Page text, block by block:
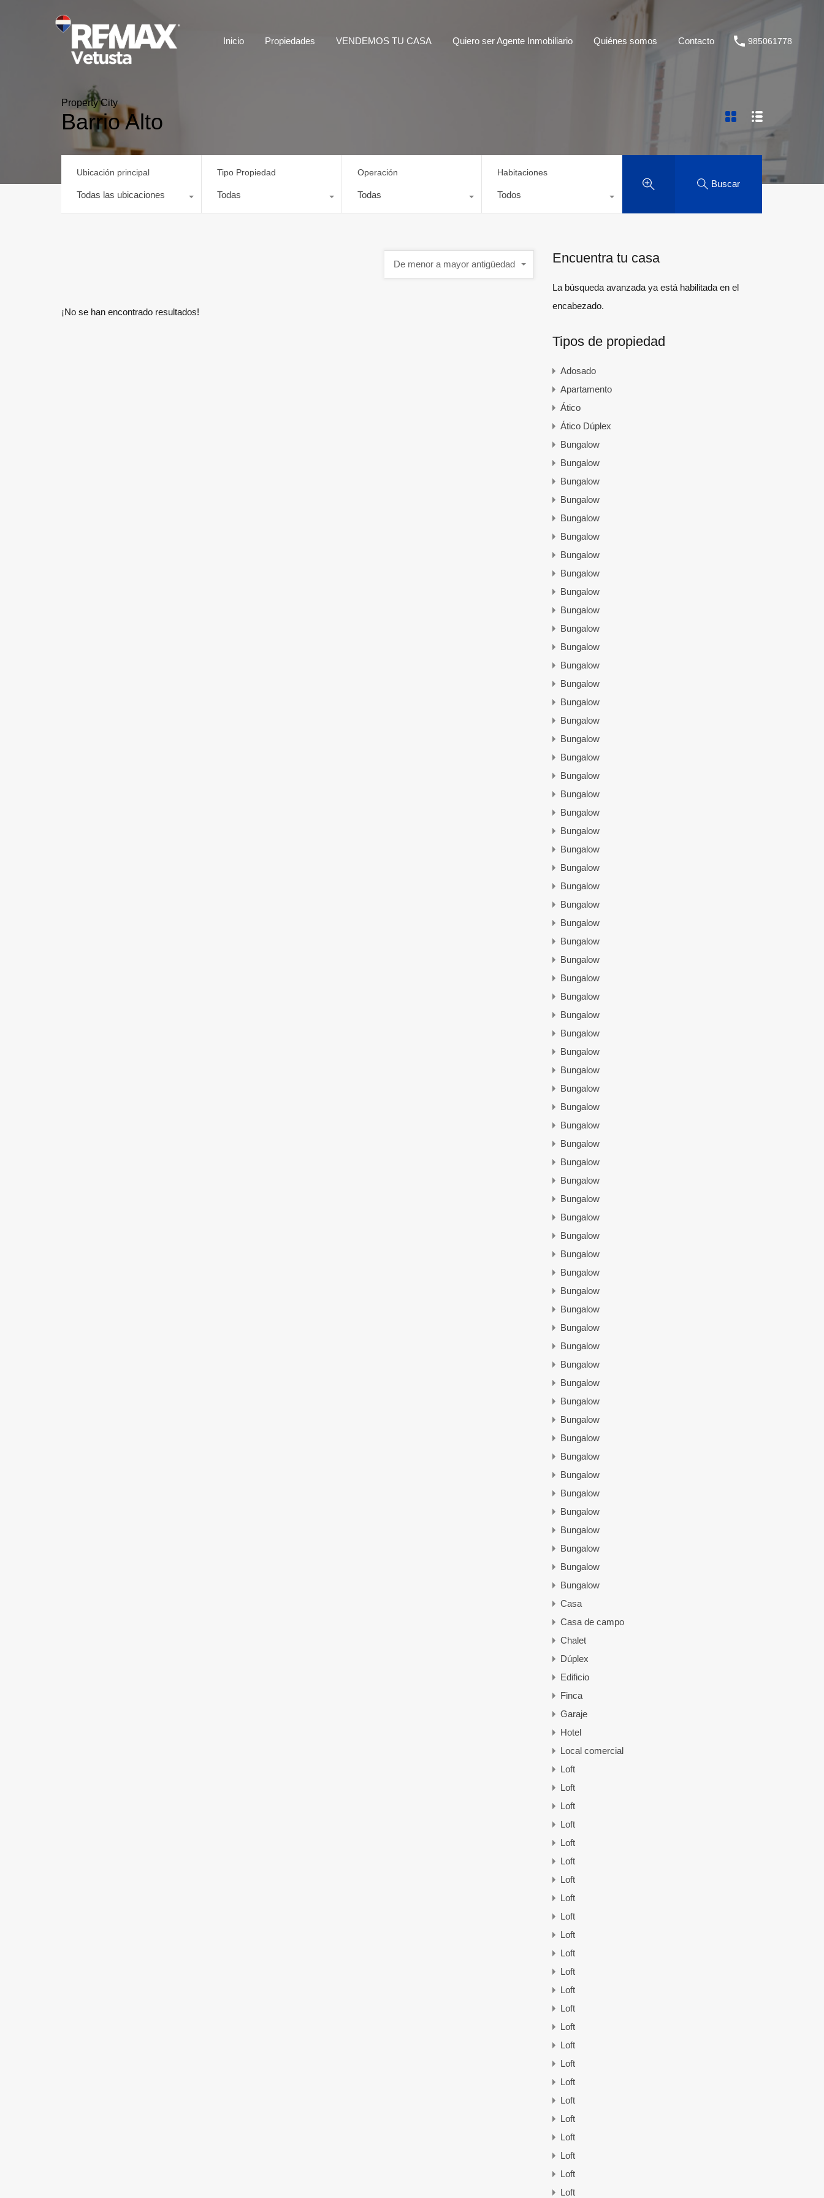
Inicio Propiedades VENDEMOS TU CASA Quiero ser Agente Inmobiliario Quiénes somos Contacto 985061778
Property City
Barrio Alto
Ubicación principal
Todas las ubicaciones
Tipo Propiedad
Todas
Operación
Todas
Habitaciones
Todos
Buscar
De menor a mayor antigüedad
¡No se han encontrado resultados!
Encuentra tu casa
La búsqueda avanzada ya está habilitada en el
encabezado.
Tipos de propiedad
Adosado
Apartamento
Ático
Ático Dúplex
Bungalow
Bungalow
Bungalow
Bungalow
Bungalow
Bungalow
Bungalow
Bungalow
Bungalow
Bungalow
Bungalow
Bungalow
Bungalow
Bungalow
Bungalow
Bungalow
Bungalow
Bungalow
Bungalow
Bungalow
Bungalow
Bungalow
Bungalow
Bungalow
Bungalow
Bungalow
Bungalow
Bungalow
Bungalow
Bungalow
Bungalow
Bungalow
Bungalow
Bungalow
Bungalow
Bungalow
Bungalow
Bungalow
Bungalow
Bungalow
Bungalow
Bungalow
Bungalow
Bungalow
Bungalow
Bungalow
Bungalow
Bungalow
Bungalow
Bungalow
Bungalow
Bungalow
Bungalow
Bungalow
Bungalow
Bungalow
Bungalow
Bungalow
Bungalow
Bungalow
Bungalow
Bungalow
Bungalow
Casa
Casa de campo
Chalet
Dúplex
Edificio
Finca
Garaje
Hotel
Local comercial
Loft
Loft
Loft
Loft
Loft
Loft
Loft
Loft
Loft
Loft
Loft
Loft
Loft
Loft
Loft
Loft
Loft
Loft
Loft
Loft
Loft
Loft
Loft
Loft